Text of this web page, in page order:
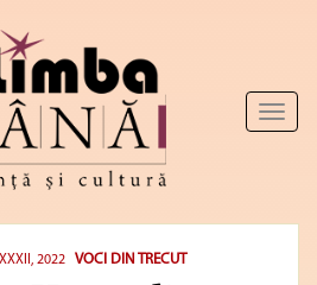
Toggle
2022 VOCI DIN TRECUT